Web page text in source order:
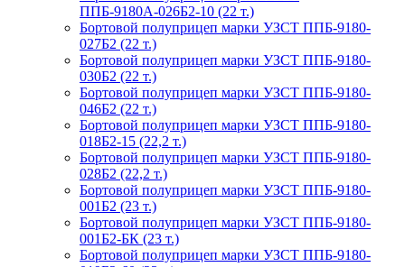
ППБ-9180А-026Б2-10 (22 т.)
Бортовой полуприцеп марки УЗСТ ППБ-9180-
027Б2 (22 т.)
Бортовой полуприцеп марки УЗСТ ППБ-9180-
030Б2 (22 т.)
Бортовой полуприцеп марки УЗСТ ППБ-9180-
046Б2 (22 т.)
Бортовой полуприцеп марки УЗСТ ППБ-9180-
018Б2-15 (22,2 т.)
Бортовой полуприцеп марки УЗСТ ППБ-9180-
028Б2 (22,2 т.)
Бортовой полуприцеп марки УЗСТ ППБ-9180-
001Б2 (23 т.)
Бортовой полуприцеп марки УЗСТ ППБ-9180-
001Б2-БК (23 т.)
Бортовой полуприцеп марки УЗСТ ППБ-9180-